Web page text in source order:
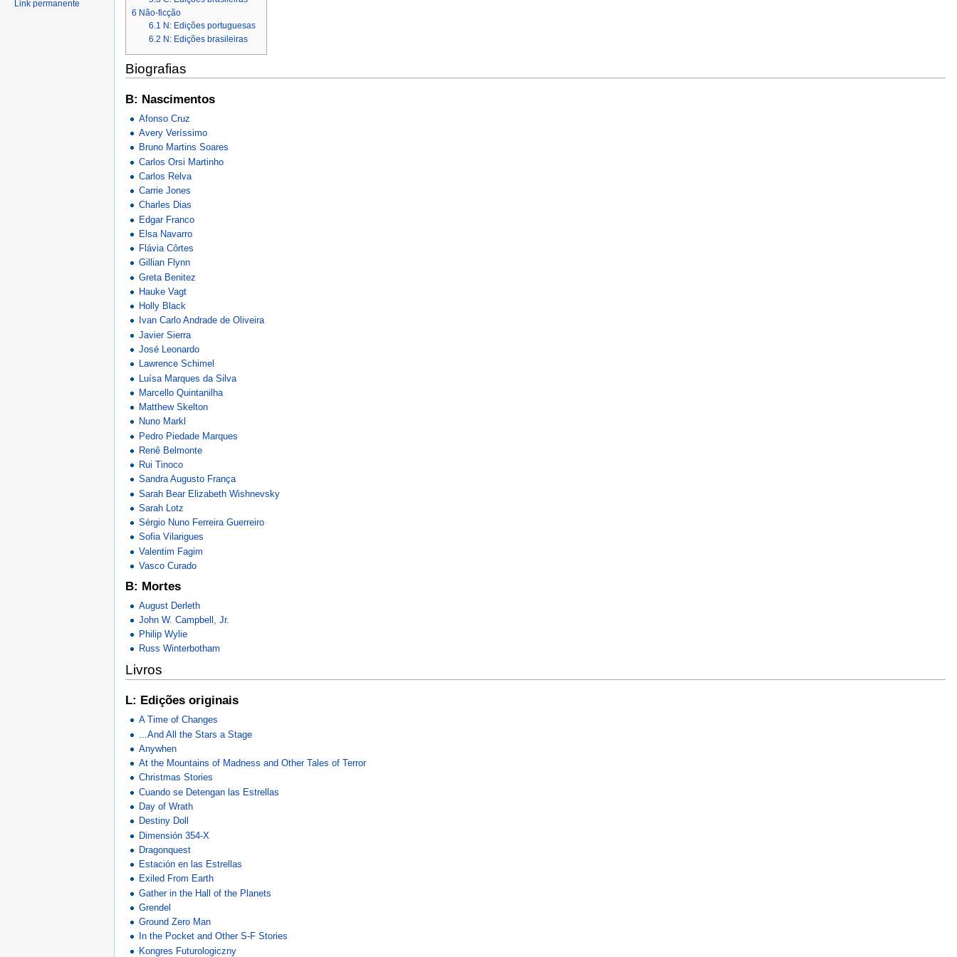
6 Não-ficção
6.1 N: Edições portuguesas
6.2 N: Edições brasileiras
Biografias
B: Nascimentos
Afonso Cruz
Avery Veríssimo
Bruno Martins Soares
Carlos Orsi Martinho
Carlos Relva
Carrie Jones
Charles Dias
Edgar Franco
Elsa Navarro
Flávia Côrtes
Gillian Flynn
Greta Benitez
Hauke Vagt
Holly Black
Ivan Carlo Andrade de Oliveira
Javier Sierra
José Leonardo
Lawrence Schimel
Luísa Marques da Silva
Marcello Quintanilha
Matthew Skelton
Nuno Markl
Pedro Piedade Marques
Renê Belmonte
Rui Tinoco
Sandra Augusto França
Sarah Bear Elizabeth Wishnevsky
Sarah Lotz
Sérgio Nuno Ferreira Guerreiro
Sofia Vilarigues
Valentim Fagim
Vasco Curado
B: Mortes
August Derleth
John W. Campbell, Jr.
Philip Wylie
Russ Winterbotham
Livros
L: Edições originais
A Time of Changes
...And All the Stars a Stage
Anywhen
At the Mountains of Madness and Other Tales of Terror
Christmas Stories
Cuando se Detengan las Estrellas
Day of Wrath
Destiny Doll
Dimensión 354-X
Dragonquest
Estación en las Estrellas
Exiled From Earth
Gather in the Hall of the Planets
Grendel
Ground Zero Man
In the Pocket and Other S-F Stories
Kongres Futurologiczny
Link permanente